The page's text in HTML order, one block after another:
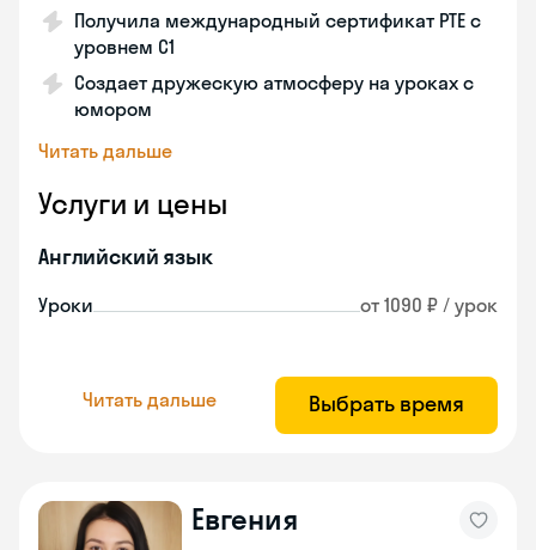
Получила международный сертификат PTE с
уровнем C1
Создает дружескую атмосферу на уроках с
юмором
Читать дальше
Услуги и цены
Английский язык
Уроки от 1090 ₽ / урок
Читать дальше Выбрать время
Евгения